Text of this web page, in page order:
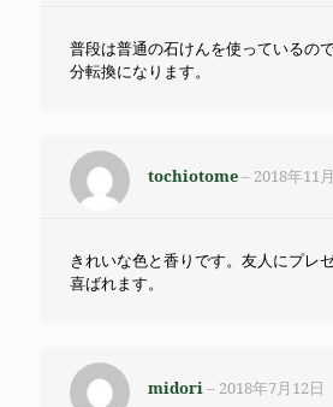
普段は普通の石けんを使っているの
分転換になります。
tochiotome– 2018年11
きれいな色と香りです。友人にプレ
喜ばれます。
midori– 2018年7月12日